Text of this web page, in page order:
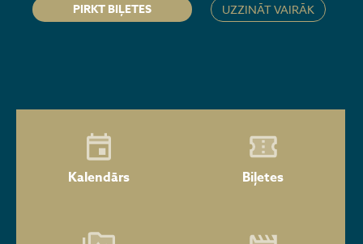
PIRKT BIĻETES UZZINĀT VAIRĀK
Kalendārs Biļetes